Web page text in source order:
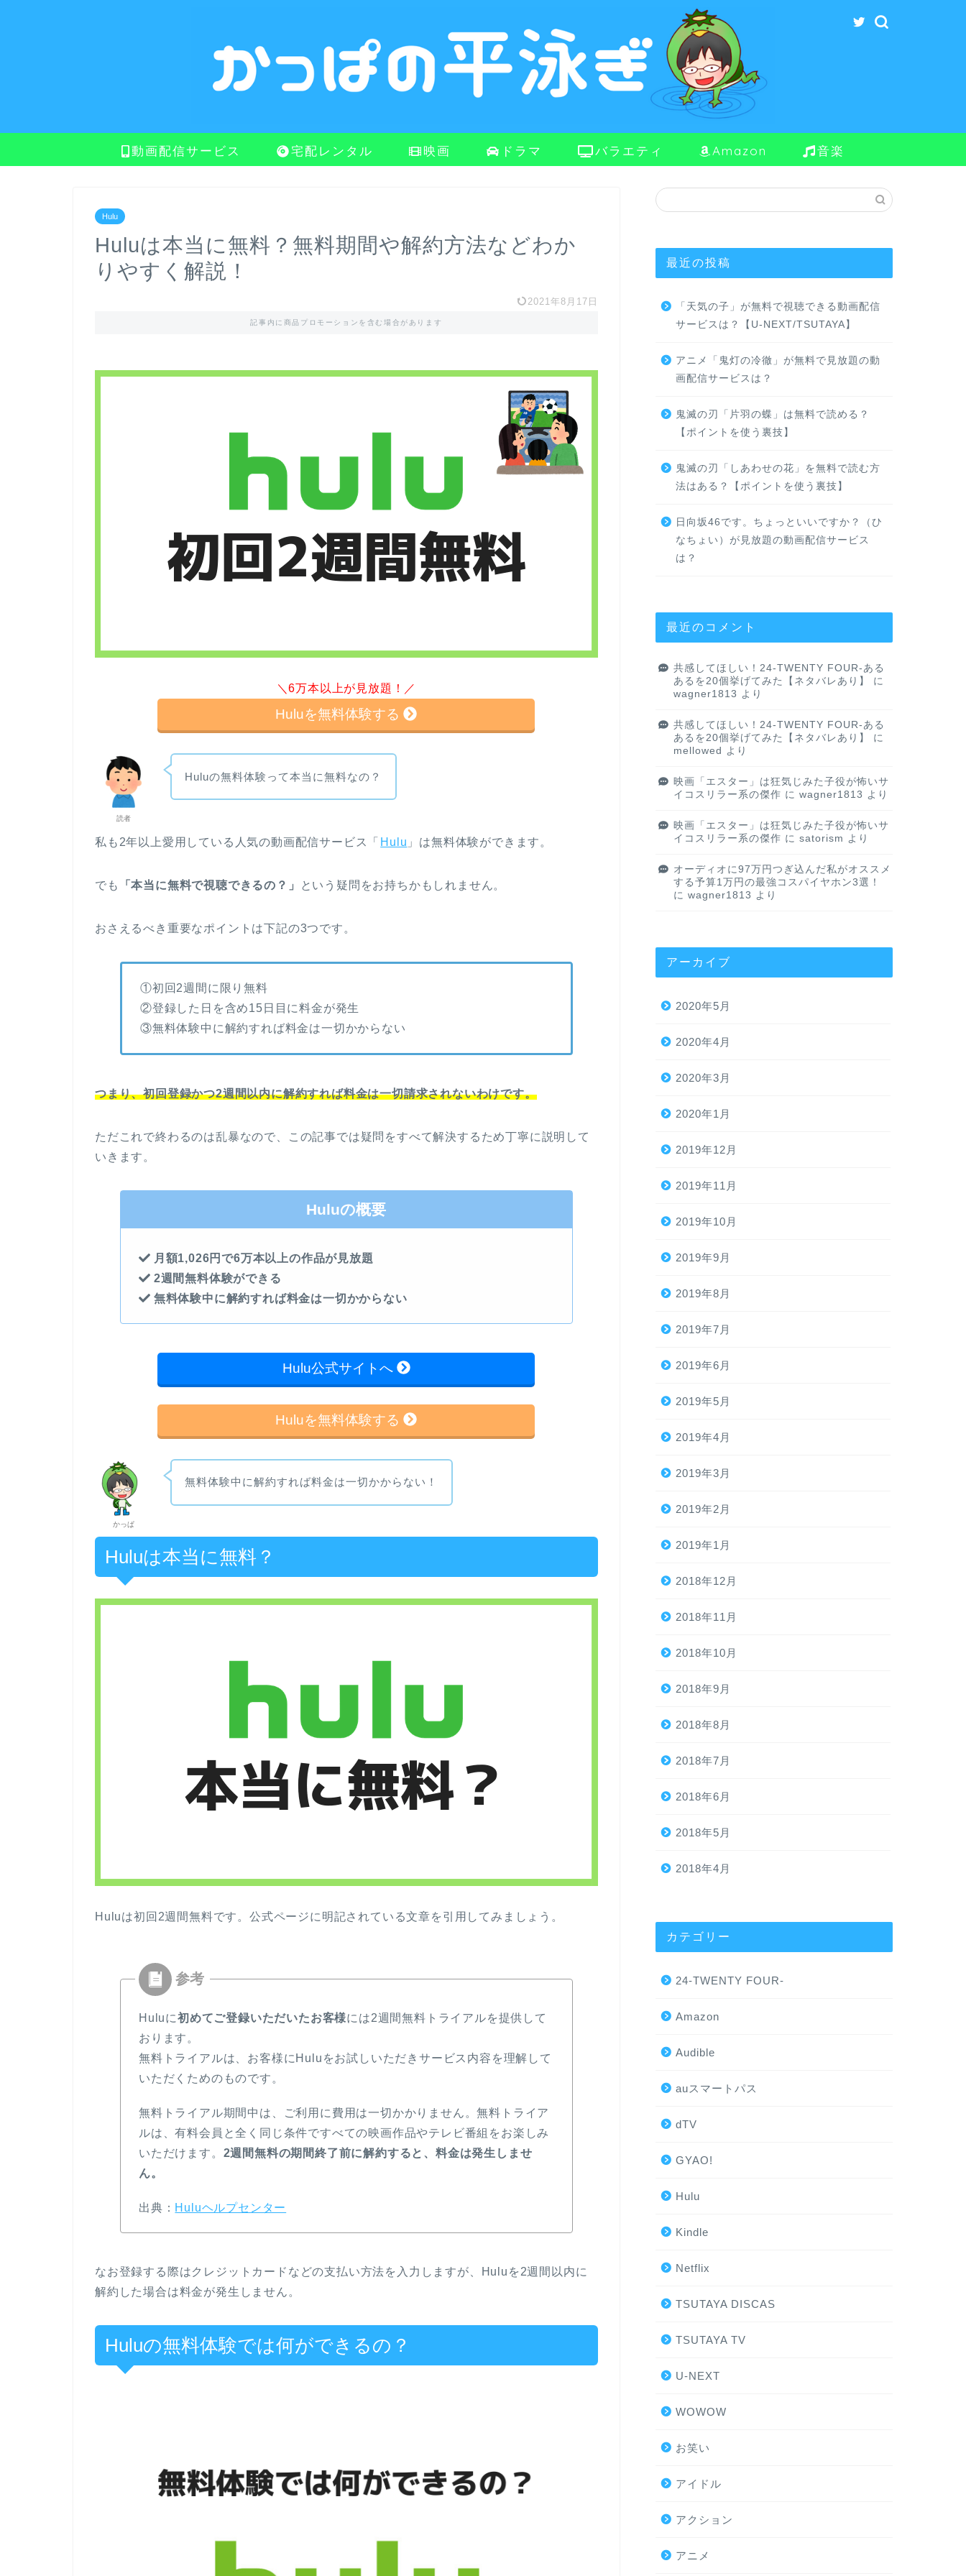
動画配信サービス 宅配レンタル 映画 ドラマ バラエティ Amazon 音楽
Hulu
Huluは本当に無料？無料期間や解約方法などわか
りやすく解説！
2021年8月17日
記事内に商品プロモーションを含む場合があります
＼6万本以上が見放題！／
Huluを無料体験する
読者
Huluの無料体験って本当に無料なの？
私も2年以上愛用している人気の動画配信サービス「 Hulu 」は無料体験ができます。
でも 「本当に無料で視聴できるの？」 という疑問をお持ちかもしれません。
おさえるべき重要なポイントは下記の3つです。
①初回2週間に限り無料
②登録した日を含め15日目に料金が発生
③無料体験中に解約すれば料金は一切かからない
つまり、初回登録かつ2週間以内に解約すれば料金は一切請求されないわけです。
ただこれで終わるのは乱暴なので、この記事では疑問をすべて解決するため丁寧に説明して
いきます。
Huluの概要
月額1,026円で6万本以上の作品が見放題
2週間無料体験ができる
無料体験中に解約すれば料金は一切かからない
Hulu公式サイトへ
Huluを無料体験する
かっぱ
無料体験中に解約すれば料金は一切かからない！
Huluは本当に無料？
Huluは初回2週間無料です。公式ページに明記されている文章を引用してみましょう。
Huluに初めてご登録いただいたお客様には2週間無料トライアルを提供して
おります。
無料トライアルは、お客様にHuluをお試しいただきサービス内容を理解して
いただくためのものです。
無料トライアル期間中は、ご利用に費用は一切かかりません。無料トライア
ルは、有料会員と全く同じ条件ですべての映画作品やテレビ番組をお楽しみ
いただけます。 2週間無料の期間終了前に解約すると、料金は発生しませ
ん。
出典： Huluヘルプセンター
なお登録する際はクレジットカードなどの支払い方法を入力しますが、Huluを2週間以内に
解約した場合は料金が発生しません。
Huluの無料体験では何ができるの？
最近の投稿
「天気の子」が無料で視聴できる動画配信
サービスは？【U-NEXT/TSUTAYA】
アニメ「鬼灯の冷徹」が無料で見放題の動
画配信サービスは？
鬼滅の刃「片羽の蝶」は無料で読める？
【ポイントを使う裏技】
鬼滅の刃「しあわせの花」を無料で読む方
法はある？【ポイントを使う裏技】
日向坂46です。ちょっといいですか？（ひ
なちょい）が見放題の動画配信サービス
は？
最近のコメント
共感してほしい！24-TWENTY FOUR-ある
あるを20個挙げてみた【ネタバレあり】
に
wagner1813 より
共感してほしい！24-TWENTY FOUR-ある
あるを20個挙げてみた【ネタバレあり】
に
mellowed より
映画「エスター」は狂気じみた子役が怖いサ
イコスリラー系の傑作 に wagner1813 より
映画「エスター」は狂気じみた子役が怖いサ
イコスリラー系の傑作 に satorism より
オーディオに97万円つぎ込んだ私がオススメ
する予算1万円の最強コスパイヤホン3選！
に wagner1813 より
アーカイブ
2020年5月
2020年4月
2020年3月
2020年1月
2019年12月
2019年11月
2019年10月
2019年9月
2019年8月
2019年7月
2019年6月
2019年5月
2019年4月
2019年3月
2019年2月
2019年1月
2018年12月
2018年11月
2018年10月
2018年9月
2018年8月
2018年7月
2018年6月
2018年5月
2018年4月
カテゴリー
24-TWENTY FOUR-
Amazon
Audible
auスマートパス
dTV
GYAO!
Hulu
Kindle
Netflix
TSUTAYA DISCAS
TSUTAYA TV
U-NEXT
WOWOW
お笑い
アイドル
アクション
アニメ